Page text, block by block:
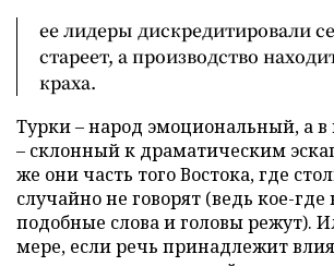
ее лидеры дискредитировали
стареет, а производство
краха.
Турки – народ эмоциональный, а
– склонный к драматическим
же они часть того Востока, где
случайно не говорят (ведь кое-где
подобные слова и головы режут).
мере, если речь принадлежит